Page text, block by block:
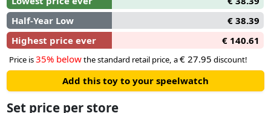
cadeau en een trouw vriendje voor kinderen. Furby zou
zeggen: ""Dah-no-lah"" (laten we een feestje bouwen!) Furby
en alle gerelateerde kenmerken zijn handelsmerken van
Hasbro. Kenmerken HOI VRIENDJE, MAAK KENNIS MET
FURBY: kinderen hebben altijd een beste vriendje met dit
geweldige interactieve speeltje voor jongens en meisjes dat
beweegt, praat, zingt, licht geeft en zelfs reageert op spraak
Half-Year Low
€ 38.39
Highest price ever
€ 140.61
Price is35% belowthe standard retail price, a€ 27.95 discount!
Add this toy to your speelwatch
Set price per store